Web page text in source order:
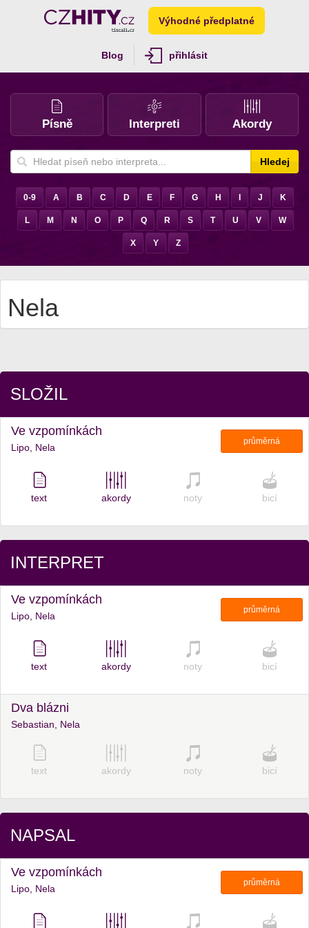
Výhodné předplatné
Blog přihlásit
Písně Interpreti Akordy
Hledej
0-9 A B C D E F G H J K
L M N O P Q R S T U V W
X Y Z
Nela
SLOŽIL
Ve vzpomínkách
Lipo, Nela
průměrná
text akordy noty bicí
INTERPRET
Ve vzpomínkách
Lipo, Nela
průměrná
text akordy noty bicí
Dva blázni
Sebastian, Nela
text akordy noty bicí
NAPSAL
Ve vzpomínkách
Lipo, Nela
průměrná